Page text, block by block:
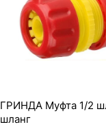
ГРИНДА Муфта 1/2
шланг